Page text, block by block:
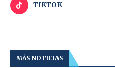
TIKTOK
MÁS NOTICIAS